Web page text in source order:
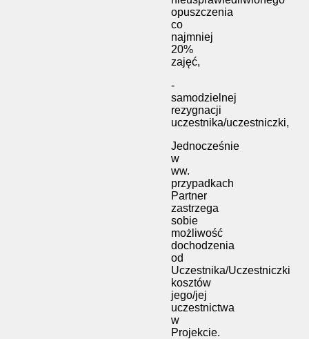
opuszczenia
co
najmniej
20%
zajęć,
-
samodzielnej
rezygnacji
uczestnika/uczestniczki,
Jednocześnie
w
ww.
przypadkach
Partner
zastrzega
sobie
możliwość
dochodzenia
od
Uczestnika/Uczestniczki
kosztów
jego/jej
uczestnictwa
w
Projekcie.